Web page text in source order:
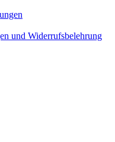
und Widerrufsbelehrung